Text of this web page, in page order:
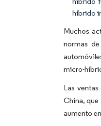
híbrido
Muchos
normas
micro-
Las
China, que
aumento